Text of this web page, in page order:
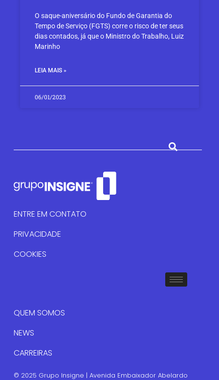
O saque-aniversário do Fundo de Garantia do
Tempo de Serviço (FGTS) corre o risco de ter seus
dias contados, já que o Ministro do Trabalho, Luiz
Marinho
LEIA MAIS »
06/01/2023
ENTRE EM CONTATO
PRIVACIDADE
COOKIES
QUEM SOMOS
NEWS
CARREIRAS
© 2025 Grupo Insigne | Avenida Embaixador Abelardo